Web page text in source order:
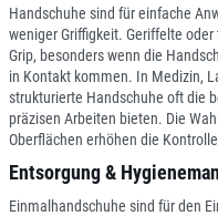
Handschuhe sind für einfache
weniger Griffigkeit. Geriffelte
Grip, besonders wenn die
in Kontakt kommen. In Medizin,
strukturierte Handschuhe oft die
präzisen Arbeiten bieten. Die
Oberflächen erhöhen die
Entsorgung &
Einmalhandschuhe sind für den